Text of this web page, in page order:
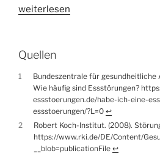
„Die
–
Fluch
guten
Tat“
weiterlesen
Quellen
1
Bundeszentrale für gesundheitliche
Wie häufig sind Essstörungen?
essstoerungen.de/habe-ich-eine-
essstoerungen/?L=0 ↩︎
2
Robert Koch-Institut. (2008).
https://www.rki.de/DE/Content/
__blob=publicationFile ↩︎